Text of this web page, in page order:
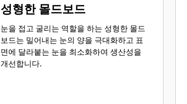
성형한 몰드보드
눈을 접고 굴리는 역할을 하는 성형한 몰드
보드는 밀어내는 눈의 양을 극대화하고 표
면에 달라붙는 눈을 최소화하여 생산성을
개선합니다.